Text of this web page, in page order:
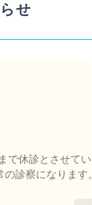
で休診とさせてい
診察になります。
せ